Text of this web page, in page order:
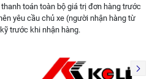
toán toàn bộ giá trị đơn hàng trước
yêu cầu chủ xe (người nhận hàng từ
trước khi nhận hàng.